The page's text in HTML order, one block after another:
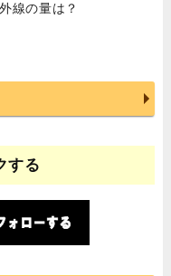
線の量は？
する